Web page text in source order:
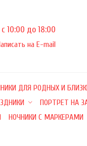
10:00 до 18:00
на E-mail
ДЛЯ РОДНЫХ И
ПОРТРЕТ НА
НОЧНИКИ С МАРКЕРАМИ